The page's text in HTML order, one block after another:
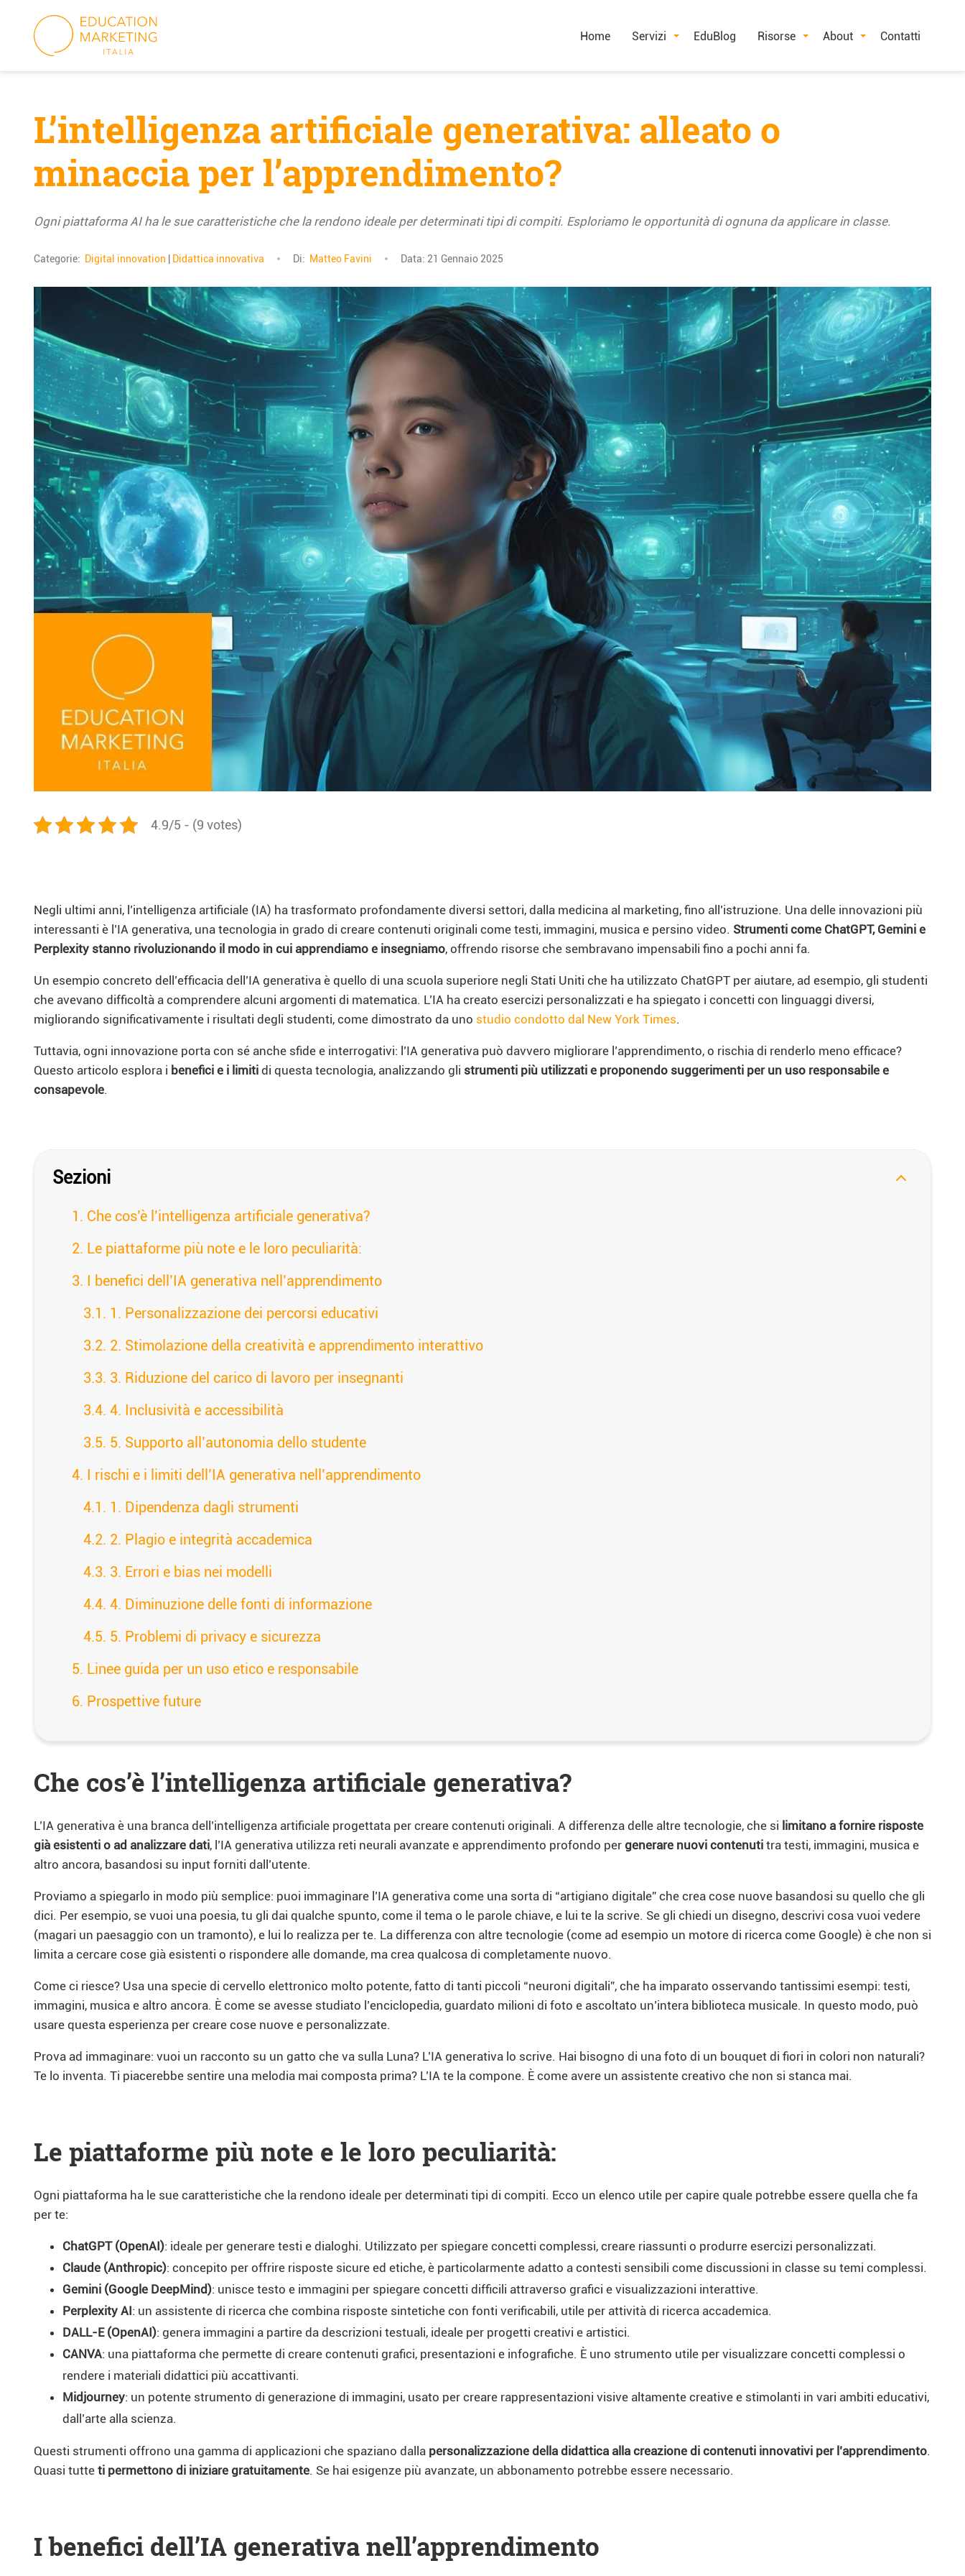
content
Home Servizi EduBlog Risorse About Contatti
L’intelligenza artificiale generativa: alleato o
minaccia per l’apprendimento?
Ogni piattaforma AI ha le sue caratteristiche che la rendono ideale per determinati tipi di compiti. Esploriamo le opportunità di ognuna da applicare in classe.
Categorie: Digital innovation Didattica innovativa Di: Matteo Favini Data: 21 Gennaio 2025
4.9/5 - (9 votes)
Negli ultimi anni, l’intelligenza artificiale (IA) ha trasformato profondamente diversi settori, dalla medicina al marketing, fino all’istruzione. Una delle innovazioni più
interessanti è l’IA generativa, una tecnologia in grado di creare contenuti originali come testi, immagini, musica e persino video. Strumenti come ChatGPT, Gemini e
Perplexity stanno rivoluzionando il modo in cui apprendiamo e insegniamo, offrendo risorse che sembravano impensabili fino a pochi anni fa.
Un esempio concreto dell’efficacia dell’IA generativa è quello di una scuola superiore negli Stati Uniti che ha utilizzato ChatGPT per aiutare, ad esempio, gli studenti
che avevano difficoltà a comprendere alcuni argomenti di matematica. L’IA ha creato esercizi personalizzati e ha spiegato i concetti con linguaggi diversi,
migliorando significativamente i risultati degli studenti, come dimostrato da uno studio condotto dal New York Times.
Tuttavia, ogni innovazione porta con sé anche sfide e interrogativi: l’IA generativa può davvero migliorare l’apprendimento, o rischia di renderlo meno efficace?
Questo articolo esplora i benefici e i limiti di questa tecnologia, analizzando gli strumenti più utilizzati e proponendo suggerimenti per un uso responsabile e
consapevole.
Sezioni
Che cos’è l’intelligenza artificiale generativa?
Le piattaforme più note e le loro peculiarità:
I benefici dell’IA generativa nell’apprendimento
1. Personalizzazione dei percorsi educativi
2. Stimolazione della creatività e apprendimento interattivo
3. Riduzione del carico di lavoro per insegnanti
4. Inclusività e accessibilità
5. Supporto all’autonomia dello studente
I rischi e i limiti dell’IA generativa nell’apprendimento
1. Dipendenza dagli strumenti
2. Plagio e integrità accademica
3. Errori e bias nei modelli
4. Diminuzione delle fonti di informazione
5. Problemi di privacy e sicurezza
Linee guida per un uso etico e responsabile
Prospettive future
Che cos’è l’intelligenza artificiale generativa?
L’IA generativa è una branca dell’intelligenza artificiale progettata per creare contenuti originali. A differenza delle altre tecnologie, che si limitano a fornire risposte
già esistenti o ad analizzare dati, l’IA generativa utilizza reti neurali avanzate e apprendimento profondo per generare nuovi contenuti tra testi, immagini, musica e
altro ancora, basandosi su input forniti dall’utente.
Proviamo a spiegarlo in modo più semplice: puoi immaginare l’IA generativa come una sorta di “artigiano digitale” che crea cose nuove basandosi su quello che gli
dici. Per esempio, se vuoi una poesia, tu gli dai qualche spunto, come il tema o le parole chiave, e lui te la scrive. Se gli chiedi un disegno, descrivi cosa vuoi vedere
(magari un paesaggio con un tramonto), e lui lo realizza per te. La differenza con altre tecnologie (come ad esempio un motore di ricerca come Google) è che non si
limita a cercare cose già esistenti o rispondere alle domande, ma crea qualcosa di completamente nuovo.
Come ci riesce? Usa una specie di cervello elettronico molto potente, fatto di tanti piccoli “neuroni digitali”, che ha imparato osservando tantissimi esempi: testi,
immagini, musica e altro ancora. È come se avesse studiato l’enciclopedia, guardato milioni di foto e ascoltato un’intera biblioteca musicale. In questo modo, può
usare questa esperienza per creare cose nuove e personalizzate.
Prova ad immaginare: vuoi un racconto su un gatto che va sulla Luna? L’IA generativa lo scrive. Hai bisogno di una foto di un bouquet di fiori in colori non naturali?
Te lo inventa. Ti piacerebbe sentire una melodia mai composta prima? L’IA te la compone. È come avere un assistente creativo che non si stanca mai.
Le piattaforme più note e le loro peculiarità:
Ogni piattaforma ha le sue caratteristiche che la rendono ideale per determinati tipi di compiti. Ecco un elenco utile per capire quale potrebbe essere quella che fa
per te:
ChatGPT (OpenAI): ideale per generare testi e dialoghi. Utilizzato per spiegare concetti complessi, creare riassunti o produrre esercizi personalizzati.
Claude (Anthropic): concepito per offrire risposte sicure ed etiche, è particolarmente adatto a contesti sensibili come discussioni in classe su temi complessi.
Gemini (Google DeepMind): unisce testo e immagini per spiegare concetti difficili attraverso grafici e visualizzazioni interattive.
Perplexity AI: un assistente di ricerca che combina risposte sintetiche con fonti verificabili, utile per attività di ricerca accademica.
DALL-E (OpenAI): genera immagini a partire da descrizioni testuali, ideale per progetti creativi e artistici.
CANVA: una piattaforma che permette di creare contenuti grafici, presentazioni e infografiche. È uno strumento utile per visualizzare concetti complessi o
rendere i materiali didattici più accattivanti.
Midjourney: un potente strumento di generazione di immagini, usato per creare rappresentazioni visive altamente creative e stimolanti in vari ambiti educativi,
dall’arte alla scienza.
Questi strumenti offrono una gamma di applicazioni che spaziano dalla personalizzazione della didattica alla creazione di contenuti innovativi per l’apprendimento.
Quasi tutte ti permettono di iniziare gratuitamente. Se hai esigenze più avanzate, un abbonamento potrebbe essere necessario.
I benefici dell’IA generativa nell’apprendimento